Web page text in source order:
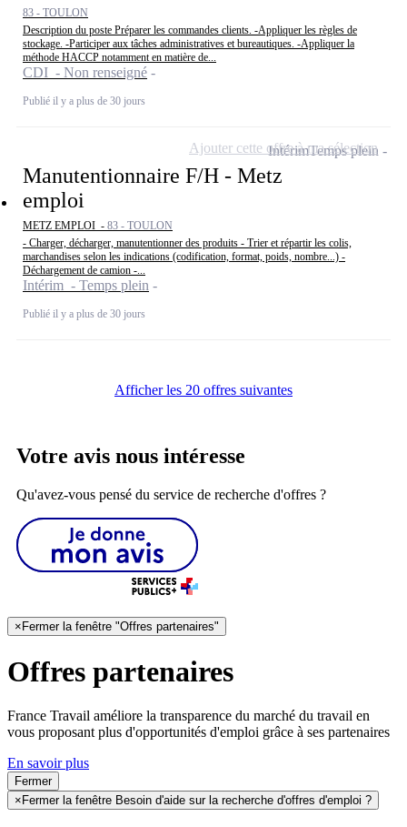
83 - TOULON
Description du poste Préparer les commandes clients. -Appliquer les règles de
stockage. -Participer aux tâches administratives et bureautiques. -Appliquer la
méthode HACCP notamment en matière de...
CDI - Non renseigné
Publié il y a plus de 30 jours
Manutentionnaire F/H - Metz
emploi
METZ EMPLOI - 83 - TOULON
- Charger, décharger, manutentionner des produits - Trier et répartir les colis,
marchandises selon les indications (codification, format, poids, nombre...) -
Déchargement de camion -...
Intérim - Temps plein
Publié il y a plus de 30 jours
IntérimTemps plein
Ajouter cette offre à ma sélection
Afficher les 20 offres suivantes
Votre avis nous intéresse
Qu'avez-vous pensé du service de recherche d'offres ?
×Fermer la fenêtre "Offres partenaires"
Offres partenaires
France Travail améliore la transparence du marché du travail en
vous proposant plus d'opportunités d'emploi grâce à ses partenaires
En savoir plus
Fermer
× Fermer la fenêtre Besoin d'aide sur la recherche d'offres d'emploi ?